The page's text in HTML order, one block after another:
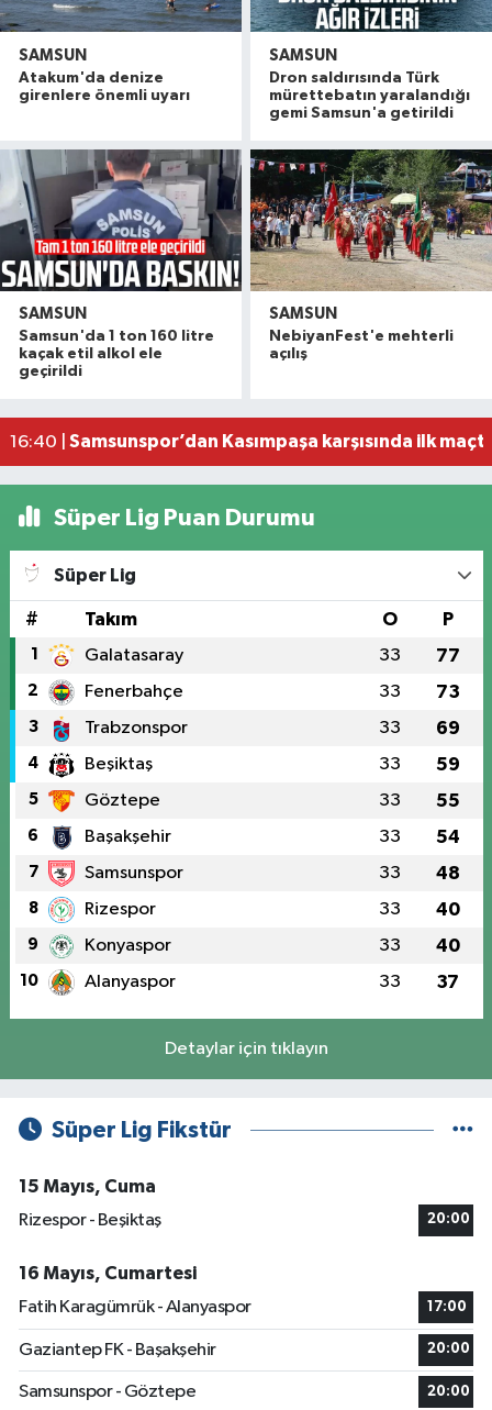
SAMSUN
Atakum'da denize
girenlere önemli uyarı
SAMSUN
Dron saldırısında Türk
mürettebatın yaralandığı
gemi Samsun'a getirildi
SAMSUN
Samsun'da 1 ton 160 litre
kaçak etil alkol ele
geçirildi
SAMSUN
NebiyanFest'e mehterli
açılış
10:19 |Samsunspor Teknik Direktörü Thorsten Fink,
10:10 | 146 yıldır Karadeniz'de denizcilere yol
19:58 | Havza'da 11 yıl 8 ay hapis cezasıyla aranan
16:40 | Samsunspor’dan Kasımpaşa karşısında ilk
Süper Lig Puan Durumu
Süper Lig
# Takım O P
1 Galatasaray 33 77
2 Fenerbahçe 33 73
3 Trabzonspor 33 69
4 Beşiktaş 33 59
5 Göztepe 33 55
6 Başakşehir 33 54
7 Samsunspor 33 48
8 Rizespor 33 40
9 Konyaspor 33 40
10 Alanyaspor 33 37
Detaylar için tıklayın
Süper Lig Fikstür
15 Mayıs, Cuma
Rizespor - Beşiktaş
20:00
16 Mayıs, Cumartesi
Fatih Karagümrük - Alanyaspor
17:00
Gaziantep FK - Başakşehir 20:00
Samsunspor - Göztepe 20:00